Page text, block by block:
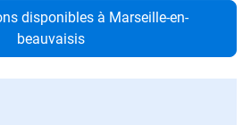
disponibles à Marseille-en-
beauvaisis